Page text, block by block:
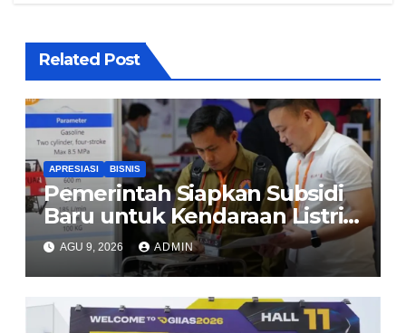
Related Post
APRESIASI BISNIS
Pemerintah Siapkan Subsidi
Baru untuk Kendaraan Listrik
di 2026
AGU 9, 2026 ADMIN